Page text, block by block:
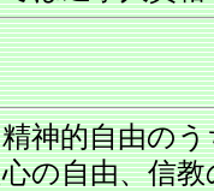
的自由のう
の自由、信